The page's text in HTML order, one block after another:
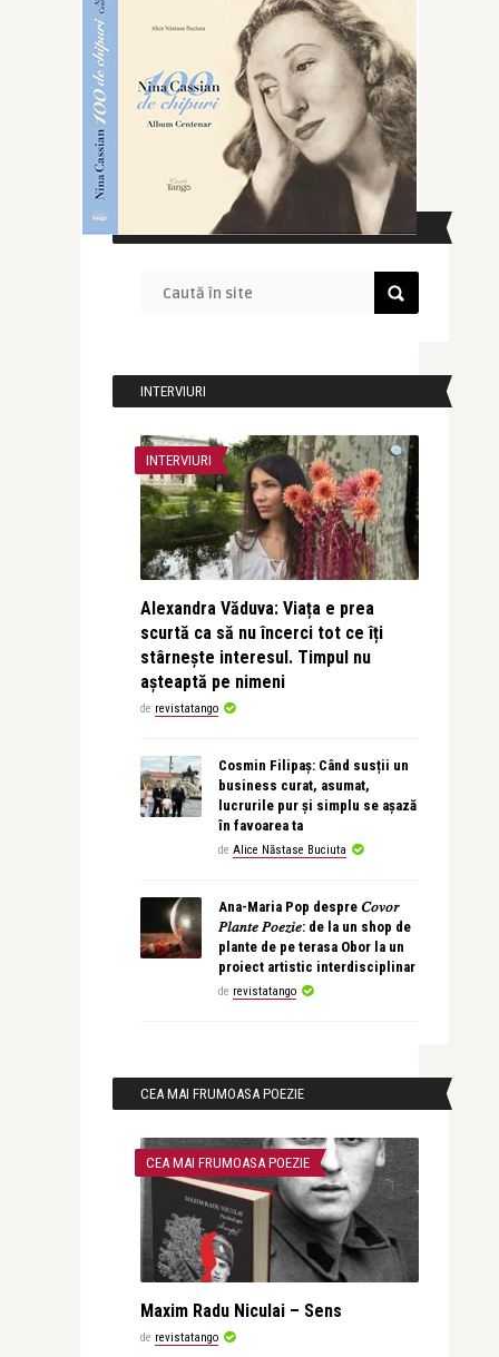
CAUTĂ ÎN SITE
INTERVIURI
INTERVIURI
Alexandra Văduva: Viața e prea
scurtă ca să nu încerci tot ce îți
stârnește interesul. Timpul nu
așteaptă pe nimeni
de revistatango
Cosmin Filipaș: Când susții un
business curat, asumat,
lucrurile pur și simplu se așază
în favoarea ta
de Alice Năstase Buciuta
Ana-Maria Pop despre 𝐶𝑜𝑣𝑜𝑟
𝑃𝑙𝑎𝑛𝑡𝑒 𝑃𝑜𝑒𝑧𝑖𝑒: de la un shop de
plante de pe terasa Obor la un
proiect artistic interdisciplinar
de revistatango
CEA MAI FRUMOASA POEZIE
CEA MAI FRUMOASA POEZIE
Maxim Radu Niculai – Sens
de revistatango